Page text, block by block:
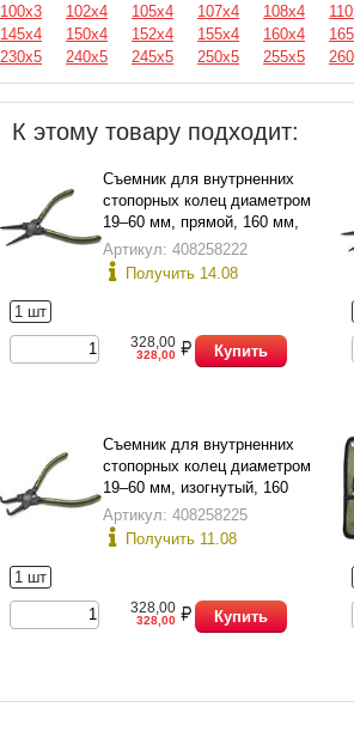
100х3
102х4 105х4 107х4 108х4
145х4
150х4 152х4 155х4 160х4
230х5
240х5 245х5 250х5 255х5
К этому товару подходит:
Съемник для внутрненних
стопорных колец диаметром
19–60 мм, прямой, 160 мм,
Дело Техники 420161
Артикул: 408258222
Получить 14.08
1 шт
328,00
328,00 Купить
Съемник для внутрненних
стопорных колец диаметром
19–60 мм, изогнутый, 160
мм, Дело Техники 421161
Артикул: 408258225
Получить 11.08
1 шт
328,00
328,00 Купить